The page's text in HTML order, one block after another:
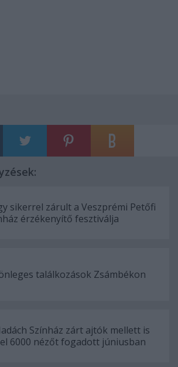
sikerrel zárult a Veszprémi Petőfi
érzékenyítő fesztiválja
találkozások Zsámbékon
Színház zárt ajtók mellett is
6000 nézőt fogadott júniusban